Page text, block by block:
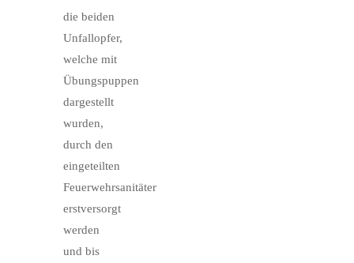
die beiden
Unfallopfer,
welche mit
Übungspuppen
dargestellt
wurden,
durch den
eingeteilten
Feuerwehrsanitäter
erstversorgt
werden
und bis